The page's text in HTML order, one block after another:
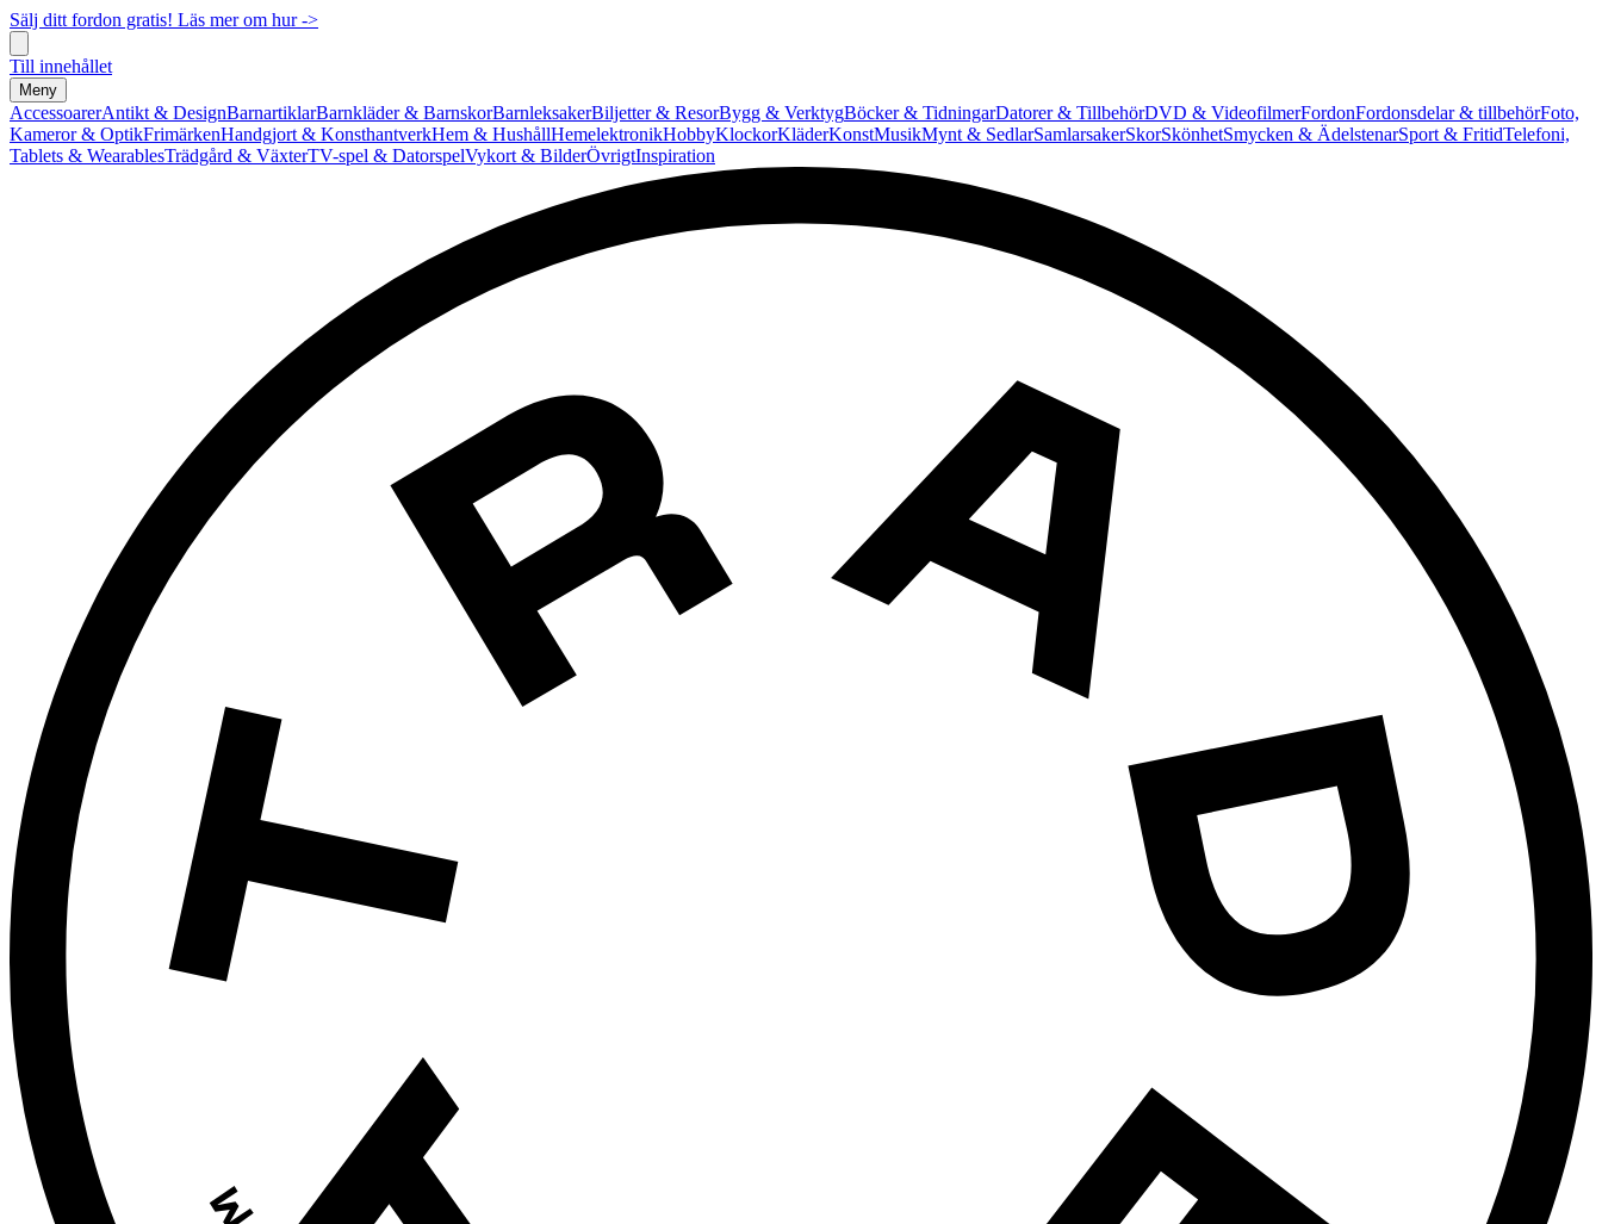
Sälj ditt fordon gratis! Läs mer om hur ->
Till innehållet
Meny
AccessoarerAntikt & DesignBarnartiklarBarnkläder & BarnskorBarnleksakerBiljetter & ResorBygg & VerktygBöcker & TidningarDatorer & TillbehörDVD & VideofilmerFordonFordonsdelar & tillbehörFoto,
Kameror & OptikFrimärkenHandgjort & KonsthantverkHem & HushållHemelektronikHobbyKlockorKläderKonstMusikMynt & SedlarSamlarsakerSkorSkönhetSmycken & ÄdelstenarSport & FritidTelefoni,
Tablets & WearablesTrädgård & VäxterTV-spel & DatorspelVykort & BilderÖvrigtInspiration